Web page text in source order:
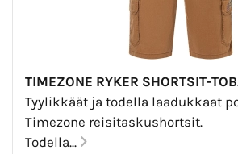
TIMEZONE RYKER SHORTSIT-
Tyylikkäät ja todella laadukkaat
Timezone reisitaskushortsit.
Todella...